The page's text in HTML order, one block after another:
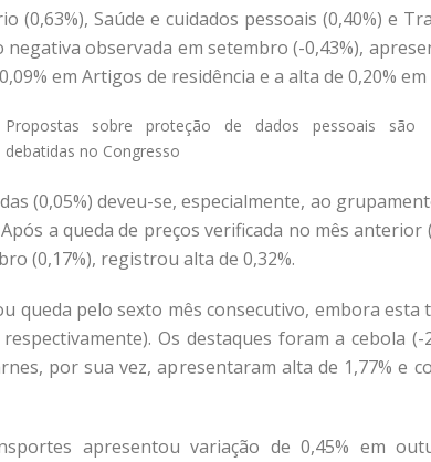
(0,63%), Saúde e cuidados pessoais (0,40%) e
negativa observada em setembro (-0,43%),
em Artigos de residência e a alta de 0,20%
Propostas sobre proteção de dados pessoais são
debatidas no Congresso
(0,05%) deveu-se, especialmente, ao
a queda de preços verificada no mês
(0,17%), registrou alta de 0,32%.
queda pelo sexto mês consecutivo, embora
Os destaques foram a cebola
por sua vez, apresentaram alta de 1,77%
apresentou variação de 0,45% em